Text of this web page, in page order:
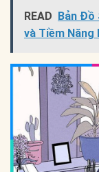
READ
Bản Đồ
và Tiềm Năng